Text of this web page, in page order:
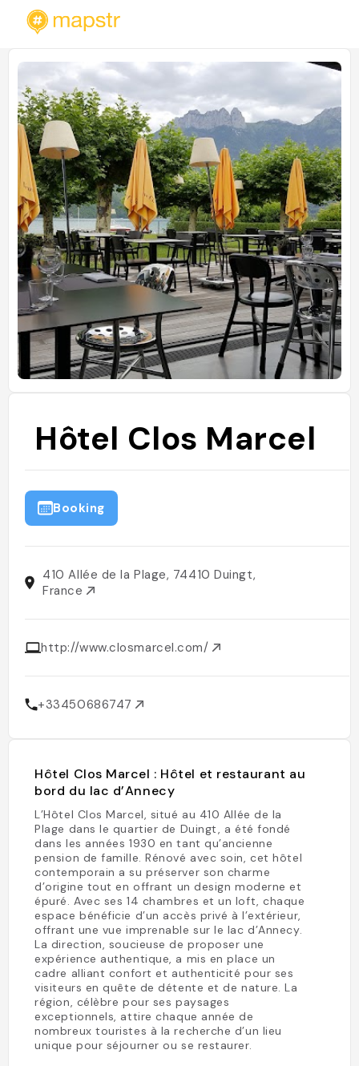
Hôtel Clos Marcel
Booking
410 Allée de la Plage, 74410 Duingt,
France
http://www.closmarcel.com/
+33450686747
Hôtel Clos Marcel : Hôtel et restaurant au
bord du lac d’Annecy
L’Hôtel Clos Marcel, situé au 410 Allée de la
Plage dans le quartier de Duingt, a été fondé
dans les années 1930 en tant qu’ancienne
pension de famille. Rénové avec soin, cet hôtel
contemporain a su préserver son charme
d’origine tout en offrant un design moderne et
épuré. Avec ses 14 chambres et un loft, chaque
espace bénéficie d’un accès privé à l’extérieur,
offrant une vue imprenable sur le lac d’Annecy.
La direction, soucieuse de proposer une
expérience authentique, a mis en place un
cadre alliant confort et authenticité pour ses
visiteurs en quête de détente et de nature. La
région, célèbre pour ses paysages
exceptionnels, attire chaque année de
nombreux touristes à la recherche d’un lieu
unique pour séjourner ou se restaurer.